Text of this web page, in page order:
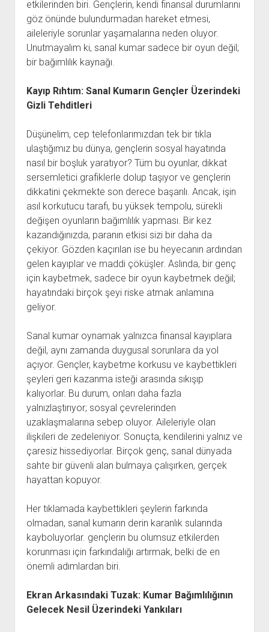
etkilerinden biri. Gençlerin, kendi finansal durumlarını
göz önünde bulundurmadan hareket etmesi,
aileleriyle sorunlar yaşamalarına neden oluyor.
Unutmayalım ki, sanal kumar sadece bir oyun değil;
bir bağımlılık kaynağı.
Kayıp Rıhtım: Sanal Kumarın Gençler Üzerindeki
Gizli Tehditleri
Düşünelim, cep telefonlarımızdan tek bir tıkla
ulaştığımız bu dünya, gençlerin sosyal hayatında
nasıl bir boşluk yaratıyor? Tüm bu oyunlar, dikkat
sersemletici grafiklerle dolup taşıyor ve gençlerin
dikkatini çekmekte son derece başarılı. Ancak, işin
asıl korkutucu tarafı, bu yüksek tempolu, sürekli
değişen oyunların bağımlılık yapması. Bir kez
kazandığınızda, paranın etkisi sizi bir daha da
çekiyor. Gözden kaçırılan ise bu heyecanın ardından
gelen kayıplar ve maddi çöküşler. Aslında, bir genç
için kaybetmek, sadece bir oyun kaybetmek değil;
hayatındaki birçok şeyi riske atmak anlamına
geliyor.
Sanal kumar oynamak yalnızca finansal kayıplara
değil, aynı zamanda duygusal sorunlara da yol
açıyor. Gençler, kaybetme korkusu ve kaybettikleri
şeyleri geri kazanma isteği arasında sıkışıp
kalıyorlar. Bu durum, onları daha fazla
yalnızlaştırıyor; sosyal çevrelerinden
uzaklaşmalarına sebep oluyor. Aileleriyle olan
ilişkileri de zedeleniyor. Sonuçta, kendilerini yalnız ve
çaresiz hissediyorlar. Birçok genç, sanal dünyada
sahte bir güvenli alan bulmaya çalışırken, gerçek
hayattan kopuyor.
Her tıklamada kaybettikleri şeylerin farkında
olmadan, sanal kumarın derin karanlık sularında
kayboluyorlar. gençlerin bu olumsuz etkilerden
korunması için farkındalığı artırmak, belki de en
önemli adımlardan biri.
Ekran Arkasındaki Tuzak: Kumar Bağımlılığının
Gelecek Nesil Üzerindeki Yankıları